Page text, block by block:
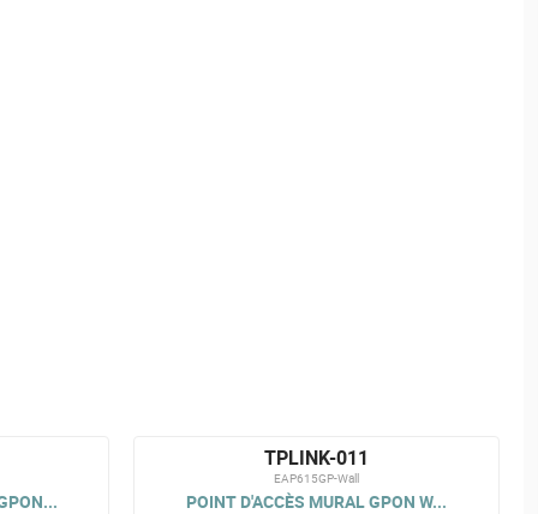
TPLINK-011
EAP615GP-Wall
POINT D'ACCÈS MURAL GPON W...